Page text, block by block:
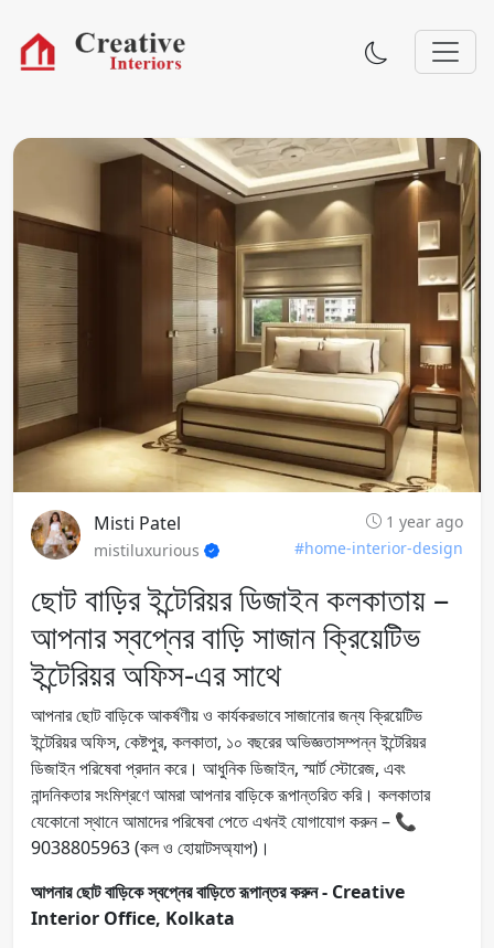
Misti Patel
1 year ago
mistiluxurious
#home-interior-design
ছোট বাড়ির ইন্টেরিয়র ডিজাইন কলকাতায় –
আপনার স্বপ্নের বাড়ি সাজান ক্রিয়েটিভ
ইন্টেরিয়র অফিস-এর সাথে
আপনার ছোট বাড়িকে আকর্ষণীয় ও কার্যকরভাবে সাজানোর জন্য ক্রিয়েটিভ
ইন্টেরিয়র অফিস, কেষ্টপুর, কলকাতা, ১০ বছরের অভিজ্ঞতাসম্পন্ন ইন্টেরিয়র
ডিজাইন পরিষেবা প্রদান করে। আধুনিক ডিজাইন, স্মার্ট স্টোরেজ, এবং
নান্দনিকতার সংমিশ্রণে আমরা আপনার বাড়িকে রূপান্তরিত করি। কলকাতার
যেকোনো স্থানে আমাদের পরিষেবা পেতে এখনই যোগাযোগ করুন – 📞
9038805963 (কল ও হোয়াটসঅ্যাপ)।
আপনার ছোট বাড়িকে স্বপ্নের বাড়িতে রূপান্তর করুন - Creative
Interior Office, Kolkata